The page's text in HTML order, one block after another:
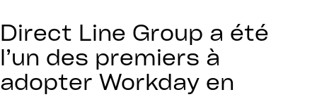
Direct Line Group a été
l’un des premiers à
adopter Workday en